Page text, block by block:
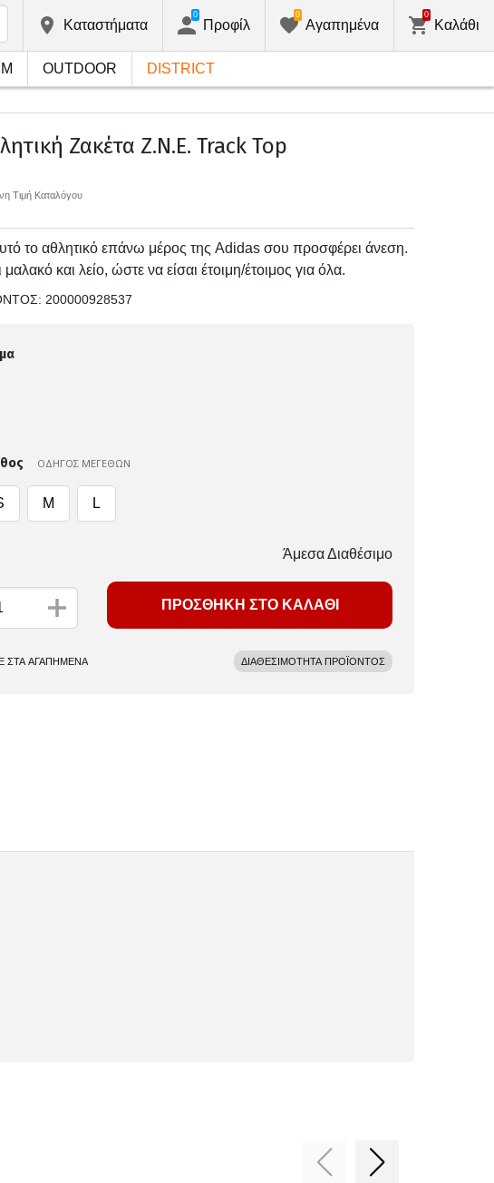
Kαταστήματα Προφίλ
0
Αγαπημένα
0
Καλάθι
0
OUTDOOR DISTRICT
Ζακέτα Z.N.E. Track Top
Τιμή Καταλόγου
το αθλητικό επάνω μέρος της Adidas σου προσφέρει άνεση.
και λείο, ώστε να είσαι έτοιμη/έτοιμος για όλα.
200000928537
ΟΔΗΓΟΣ ΜΕΓΕΘΩΝ
M L
Άμεσα Διαθέσιμο
ΠΡΟΣΘΗΚΗ ΣΤΟ ΚΑΛΑΘΙ
ΣΤΑ ΑΓΑΠΗΜΕΝΑ ΔΙΑΘΕΣΙΜΟΤΗΤΑ ΠΡΟΪΟΝΤΟΣ